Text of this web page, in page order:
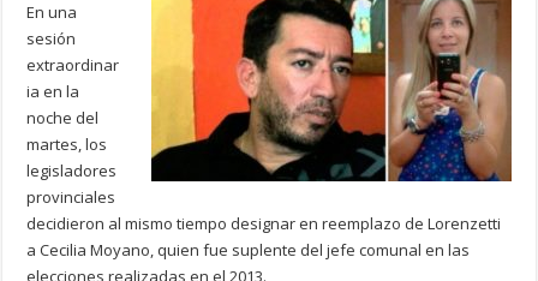
En una
sesión
extraordinar
ia en la
noche del
martes, los
legisladores
provinciales
decidieron al mismo tiempo designar en reemplazo de Lorenzetti
a Cecilia Moyano, quien fue suplente del jefe comunal en las
elecciones realizadas en el 2013.